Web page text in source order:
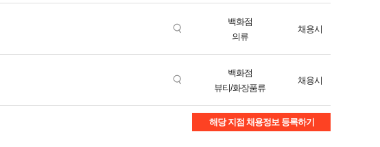
백화점
의류
채용시
백화점
뷰티/화장품류
채용시
해당 지점 채용정보 등록하기